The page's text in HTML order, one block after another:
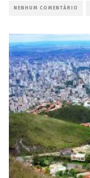
NENHUM COMENTÁRIO